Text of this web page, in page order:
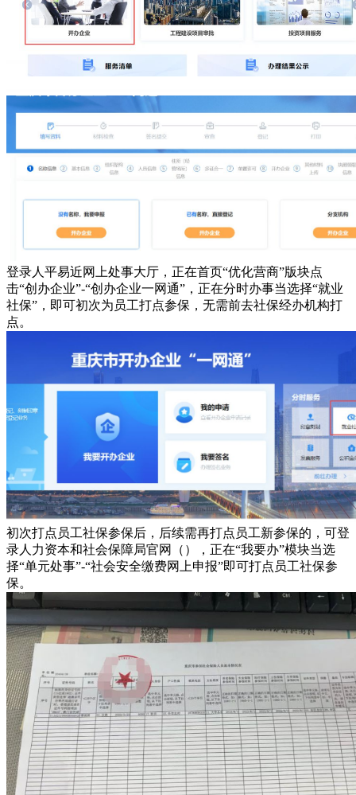
登录人平易近网上处事大厅，正在首页“优化营商”版块点
击“创办企业”-“创办企业一网通”，正在分时办事当选择“就业
社保”，即可初次为员工打点参保，无需前去社保经办机构打
点。
初次打点员工社保参保后，后续需再打点员工新参保的，可登
录人力资本和社会保障局官网（），正在“我要办”模块当选
择“单元处事”-“社会安全缴费网上申报”即可打点员工社保参
保。